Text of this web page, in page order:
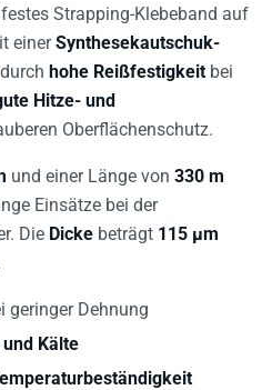
Strapping-Klebeband auf
einerSynthesekautschuk-
hohe Reißfestigkeit bei
Hitze- und
Oberflächenschutz.
und einer Länge von 330 m
Einsätze bei der
Die Dicke beträgt 115 µm
geringer Dehnung
Kälte